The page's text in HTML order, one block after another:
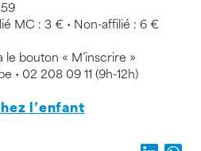
MC : 3 € • Non-affilié : 6 €
le bouton « M’inscrire »
• 02 208 09 11 (9h-12h)
l’enfant